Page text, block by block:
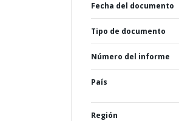
Fecha del documento
Tipo de documento
Número del informe
País
Región